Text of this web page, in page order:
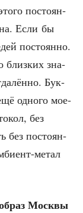
посто­ян­
Если бы
посто­ян­но.
близ­ких зна­
Бук­
одно­го мое­
без
без посто­ян­
метал
Моск­вы